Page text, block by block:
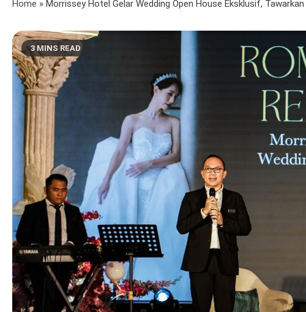
Home » Morrissey Hotel Gelar Wedding Open House Eksklusif,
3 MINS READ